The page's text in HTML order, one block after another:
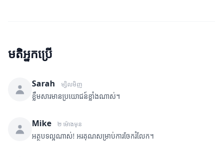
មតិអ្នកប្រើ
Sarah ម្សិលមិញ
ខ្លឹមសារមានប្រយោជន៍ខ្លាំងណាស់។
Mike ២ ម៉ោងមុន
អត្ថបទល្អណាស់! អរគុណសម្រាប់ការចែករំលែក។